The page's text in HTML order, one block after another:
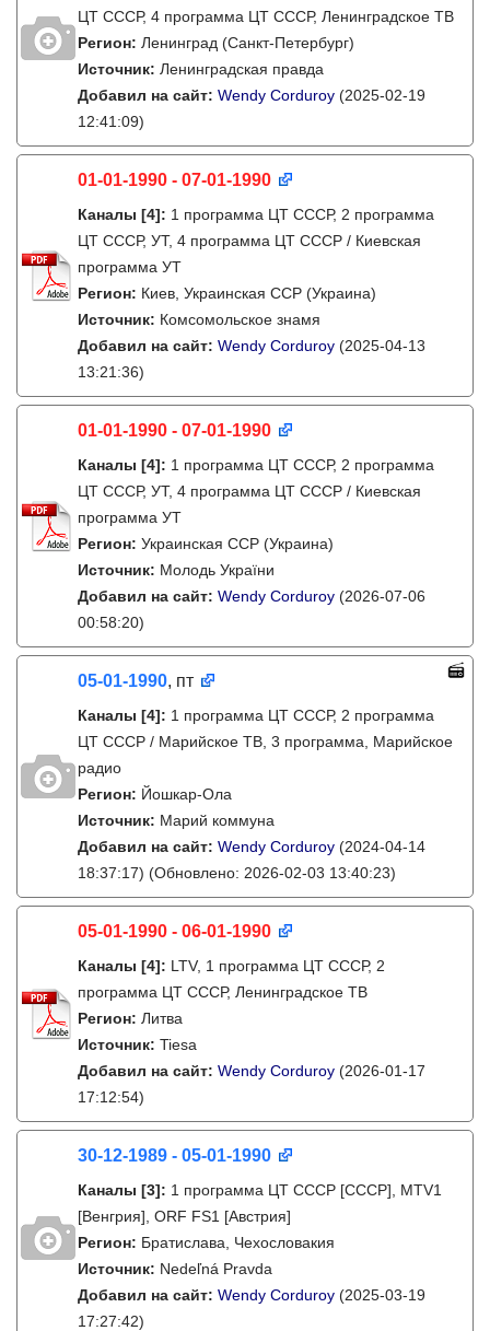
ЦТ СССР, 4 программа ЦТ СССР, Ленинградское ТВ
Регион: Ленинград (Санкт-Петербург)
Источник: Ленинградская правда
Добавил на сайт: Wendy Corduroy (2025-02-19
12:41:09)
01-01-1990 - 07-01-1990
Каналы [4]: 1 программа ЦТ СССР, 2 программа
ЦТ СССР, УТ, 4 программа ЦТ СССР / Киевская
программа УТ
Регион: Киев, Украинская ССР (Украина)
Источник: Комсомольское знамя
Добавил на сайт: Wendy Corduroy (2025-04-13
13:21:36)
01-01-1990 - 07-01-1990
Каналы [4]: 1 программа ЦТ СССР, 2 программа
ЦТ СССР, УТ, 4 программа ЦТ СССР / Киевская
программа УТ
Регион: Украинская ССР (Украина)
Источник: Молодь України
Добавил на сайт: Wendy Corduroy (2026-07-06
00:58:20)
05-01-1990, пт
Каналы [4]: 1 программа ЦТ СССР, 2 программа
ЦТ СССР / Марийское ТВ, 3 программа, Марийское
радио
Регион: Йошкар-Ола
Источник: Марий коммуна
Добавил на сайт: Wendy Corduroy (2024-04-14
18:37:17) (Обновлено: 2026-02-03 13:40:23)
05-01-1990 - 06-01-1990
Каналы [4]: LTV, 1 программа ЦТ СССР, 2
программа ЦТ СССР, Ленинградское ТВ
Регион: Литва
Источник: Tiesa
Добавил на сайт: Wendy Corduroy (2026-01-17
17:12:54)
30-12-1989 - 05-01-1990
Каналы [3]: 1 программа ЦТ СССР [СССР], MTV1
[Венгрия], ORF FS1 [Австрия]
Регион: Братислава, Чехословакия
Источник: Nedeľná Pravda
Добавил на сайт: Wendy Corduroy (2025-03-19
17:27:42)